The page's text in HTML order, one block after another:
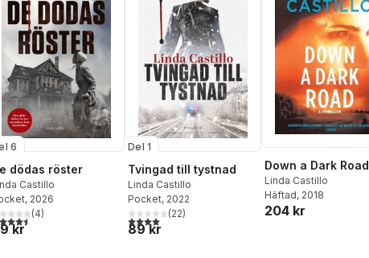
6
dödas röster
Castillo
, 2026
utav 5 stjärnor. Totalt antal röster:
(4)
kr
Del 1
Tvingad till tystnad
Linda Castillo
Pocket, 2022
4,0utav 5 stjärnor. Totalt antal röster:
(22)
89 kr
Down a Dark Road
Linda Castillo
Häftad, 2018
204 kr